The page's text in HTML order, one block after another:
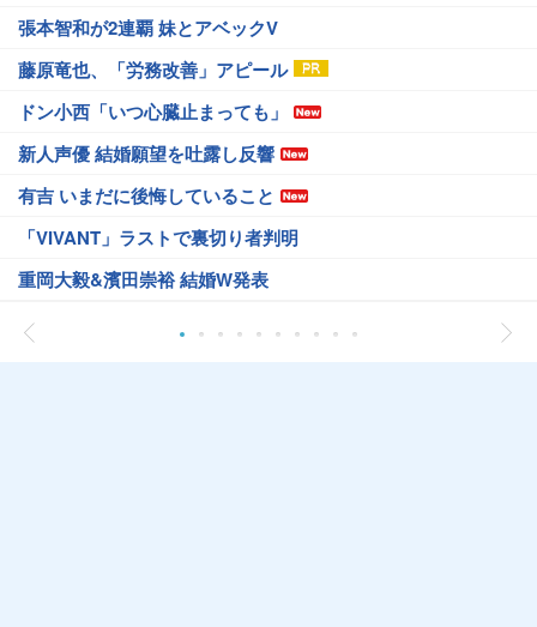
張本智和が2連覇 妹とアベックV
藤原竜也、「労務改善」アピール
ドン小西「いつ心臓止まっても」
新人声優 結婚願望を吐露し反響
有吉 いまだに後悔していること
「VIVANT」ラストで裏切り者判明
重岡大毅&濱田崇裕 結婚W発表